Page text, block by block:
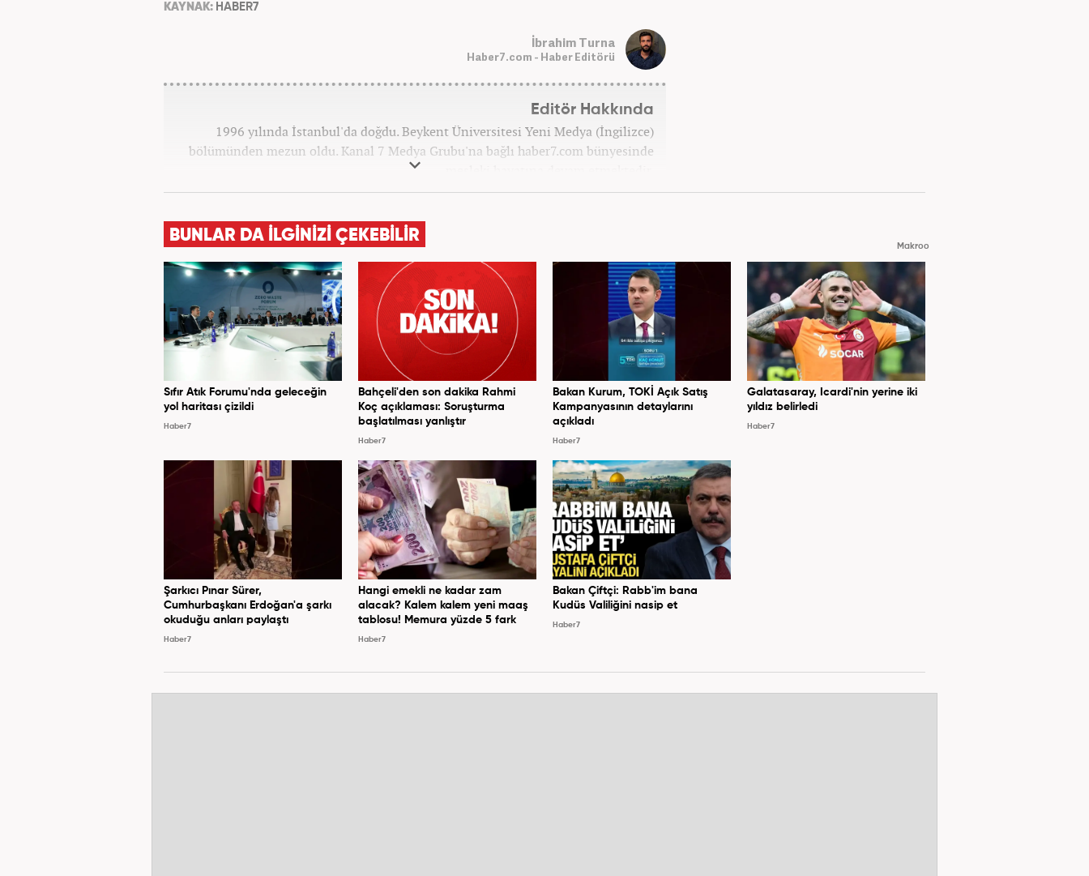
KAYNAK: HABER7
İbrahim Turna
Haber7.com - Haber Editörü
Editör Hakkında
1996 yılında İstanbul'da doğdu. Beykent Üniversitesi Yeni Medya (İngilizce)
bölümünden mezun oldu. Kanal 7 Medya Grubu'na bağlı haber7.com bünyesinde
BUNLAR DA İLGİNİZİ ÇEKEBİLİR
Makroo
Sıfır Atık Forumu'nda geleceğin
yol haritası çizildi
Haber7
Bahçeli'den son dakika Rahmi
Koç açıklaması: Soruşturma
başlatılması yanlıştır
Haber7
Bakan Kurum, TOKİ Açık Satış
Kampanyasının detaylarını
açıkladı
Haber7
Galatasaray, Icardi'nin yerine iki
yıldız belirledi
Haber7
Şarkıcı Pınar Sürer,
Cumhurbaşkanı Erdoğan'a şarkı
okuduğu anları paylaştı
Haber7
Hangi emekli ne kadar zam
alacak? Kalem kalem yeni maaş
tablosu! Memura yüzde 5 fark
Haber7
Bakan Çiftçi: Rabb'im bana
Kudüs Valiliğini nasip et
Haber7